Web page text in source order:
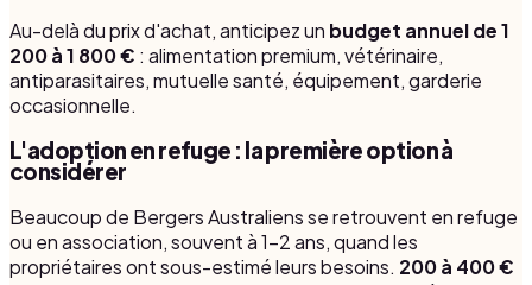
Au-delà du prix d'achat, anticipez un budget annuel de 1
200 à 1 800 € : alimentation premium, vétérinaire,
antiparasitaires, mutuelle santé, équipement, garderie
occasionnelle.
L'adoption en refuge : la première option à
considérer
Beaucoup de Bergers Australiens se retrouvent en refuge
ou en association, souvent à 1-2 ans, quand les
propriétaires ont sous-estimé leurs besoins. 200 à 400 €